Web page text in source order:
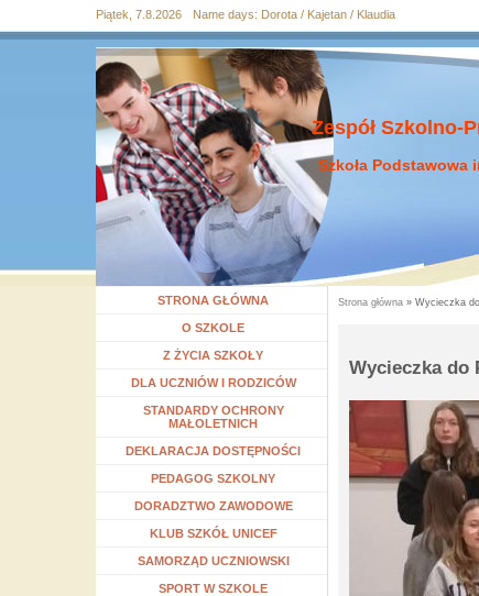
Przejdź
Przejdź do
wyszukiwania
Przejdź
Przejdź
Przejdź
Piątek, 7.8.2026 Name days: Dorota / Kajetan / Klaudia
Zespół Szkolno-
Szkoła Podstawowa
STRONA GŁÓWNA
Rozwiń menu
O SZKOLE
Rozwiń menu
Z ŻYCIA SZKOŁY
Rozwiń menu
DLA UCZNIÓW I RODZICÓW
STANDARDY OCHRONY
MAŁOLETNICH
DEKLARACJA DOSTĘPNOŚCI
Rozwiń menu
PEDAGOG SZKOLNY
Rozwiń menu
DORADZTWO ZAWODOWE
Rozwiń menu
KLUB SZKÓŁ UNICEF
Rozwiń menu
SAMORZĄD UCZNIOWSKI
Rozwiń menu
SPORT W SZKOLE
Strona główna » Wycieczka
Wycieczka do